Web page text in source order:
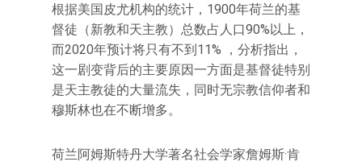
根据美国皮尤机构的统计，1900年荷兰的基
督徒（新教和天主教）总数占人口90%以上，
而2020年预计将只有不到11% ，分析指出，
这一剧变背后的主要原因一方面是基督徒特别
是天主教徒的大量流失，同时无宗教信仰者和
穆斯林也在不断增多。
荷兰阿姆斯特丹大学著名社会学家詹姆斯·肯